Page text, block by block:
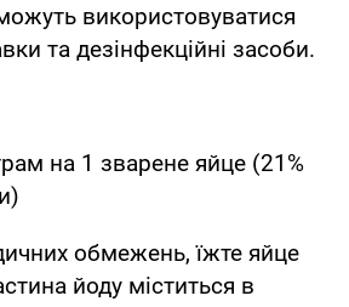
використовуватися
та дезінфекційні засоби.
на 1 зварене яйце (21%
обмежень, їжте яйце
йоду міститься в